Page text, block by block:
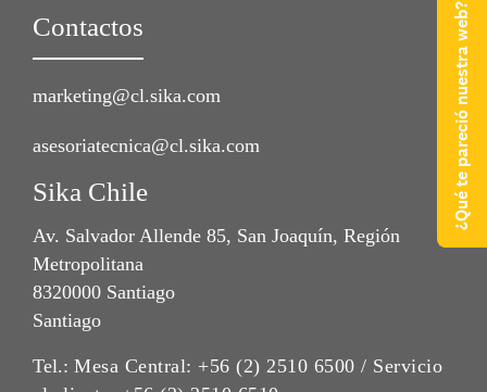
Contactos
marketing@cl.sika.com
asesoriatecnica@cl.sika.com
Sika Chile
Av. Salvador Allende 85, San Joaquín, Región
Metropolitana
8320000 Santiago
Santiago
Tel.: Mesa Central: +56 (2) 2510 6500 / Servicio
¿Qué te pareció nuestra web?